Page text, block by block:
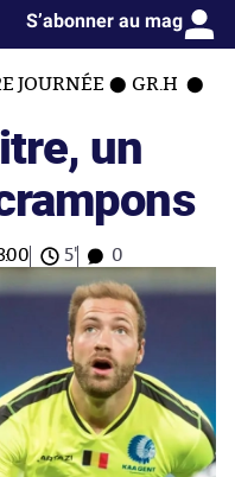
S’abonner au mag
JOURNÉE
GR.H
un
5' 0